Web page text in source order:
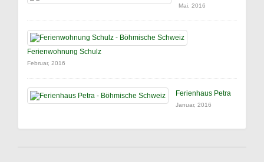
Mai, 2016
Ferienwohnung Schulz
Februar, 2016
Ferienhaus Petra
Januar, 2016